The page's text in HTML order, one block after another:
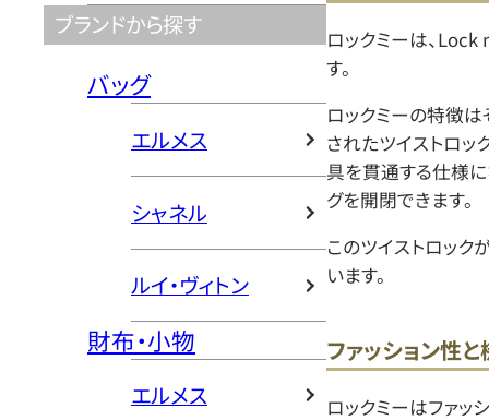
ブランドから探す
バッグ
エルメス
シャネル
ルイ・ヴィトン
財布・小物
エルメス
ロックミーは、Lock
す。
ロックミーの特徴は
されたツイストロッ
具を貫通する仕様に
グを開閉できます。
このツイストロック
います。
ファッション性
ロックミーはファ